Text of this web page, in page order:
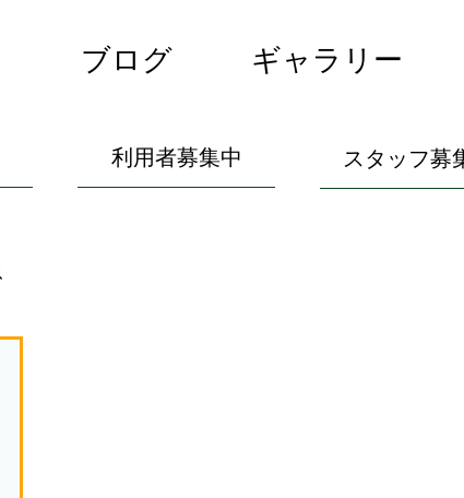
ブログ ギャラリー
利用者募集中 スタッフ募